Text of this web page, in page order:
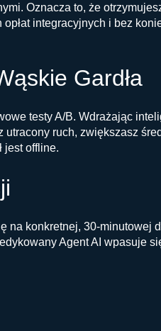
Oznacza to, że
integracyjnych i bez
Gardła
testy A/B. Wdrażając
ruch, zwiększasz
jest offline.
na konkretnej, 30-minutowej
Agent AI wpasuje